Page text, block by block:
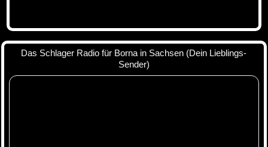
Das Schlager Radio für Borna in Sachsen (Dein Lieblings-
Sender)